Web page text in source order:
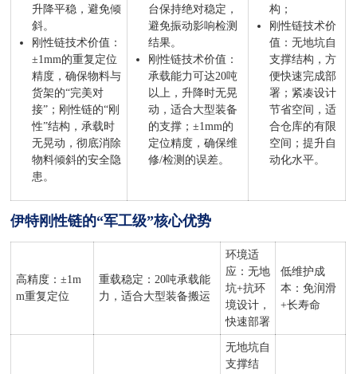
升降平稳，避免倾
斜。
刚性链技术价值：
±1mm的重复定位
精度，确保物料与
货架的“完美对
接”；刚性链的“刚
性”结构，承载时
无晃动，彻底消除
物料倾斜的安全隐
患。
台保持绝对稳定，
避免振动影响检测
结果。
刚性链技术价值：
承载能力可达20吨
以上，升降时无晃
动，适合大型装备
的支撑；±1mm的
定位精度，确保维
修/检测的误差。
构；
刚性链技术价
值：无地坑自
支撑结构，方
便快速完成部
署；紧凑设计
节省空间，适
合仓库的有限
空间；提升自
动化水平。
伊特刚性链的“军工级”核心优势
高精度：±1m
m重复定位
重载稳定：20吨承载能
力，适合大型装备搬运
环境适
应：无地
坑+抗环
境设计，
快速部署
低维护成
本：免润滑
+长寿命
无地坑自
支撑结